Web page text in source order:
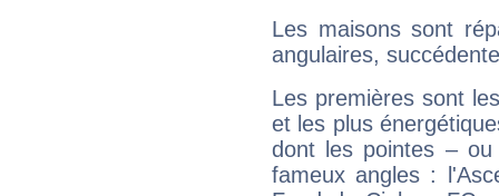
Les maisons sont
angulaires,
Les premières sont
et les plus
dont les pointes –
fameux angles :